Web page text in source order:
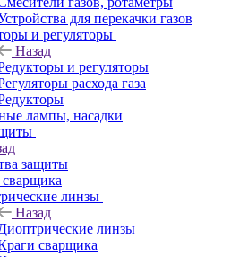
для перекачки газов
и регуляторы
Назад
и регуляторы
расхода газа
лампы, насадки
защиты
линзы
Назад
линзы
сварщика